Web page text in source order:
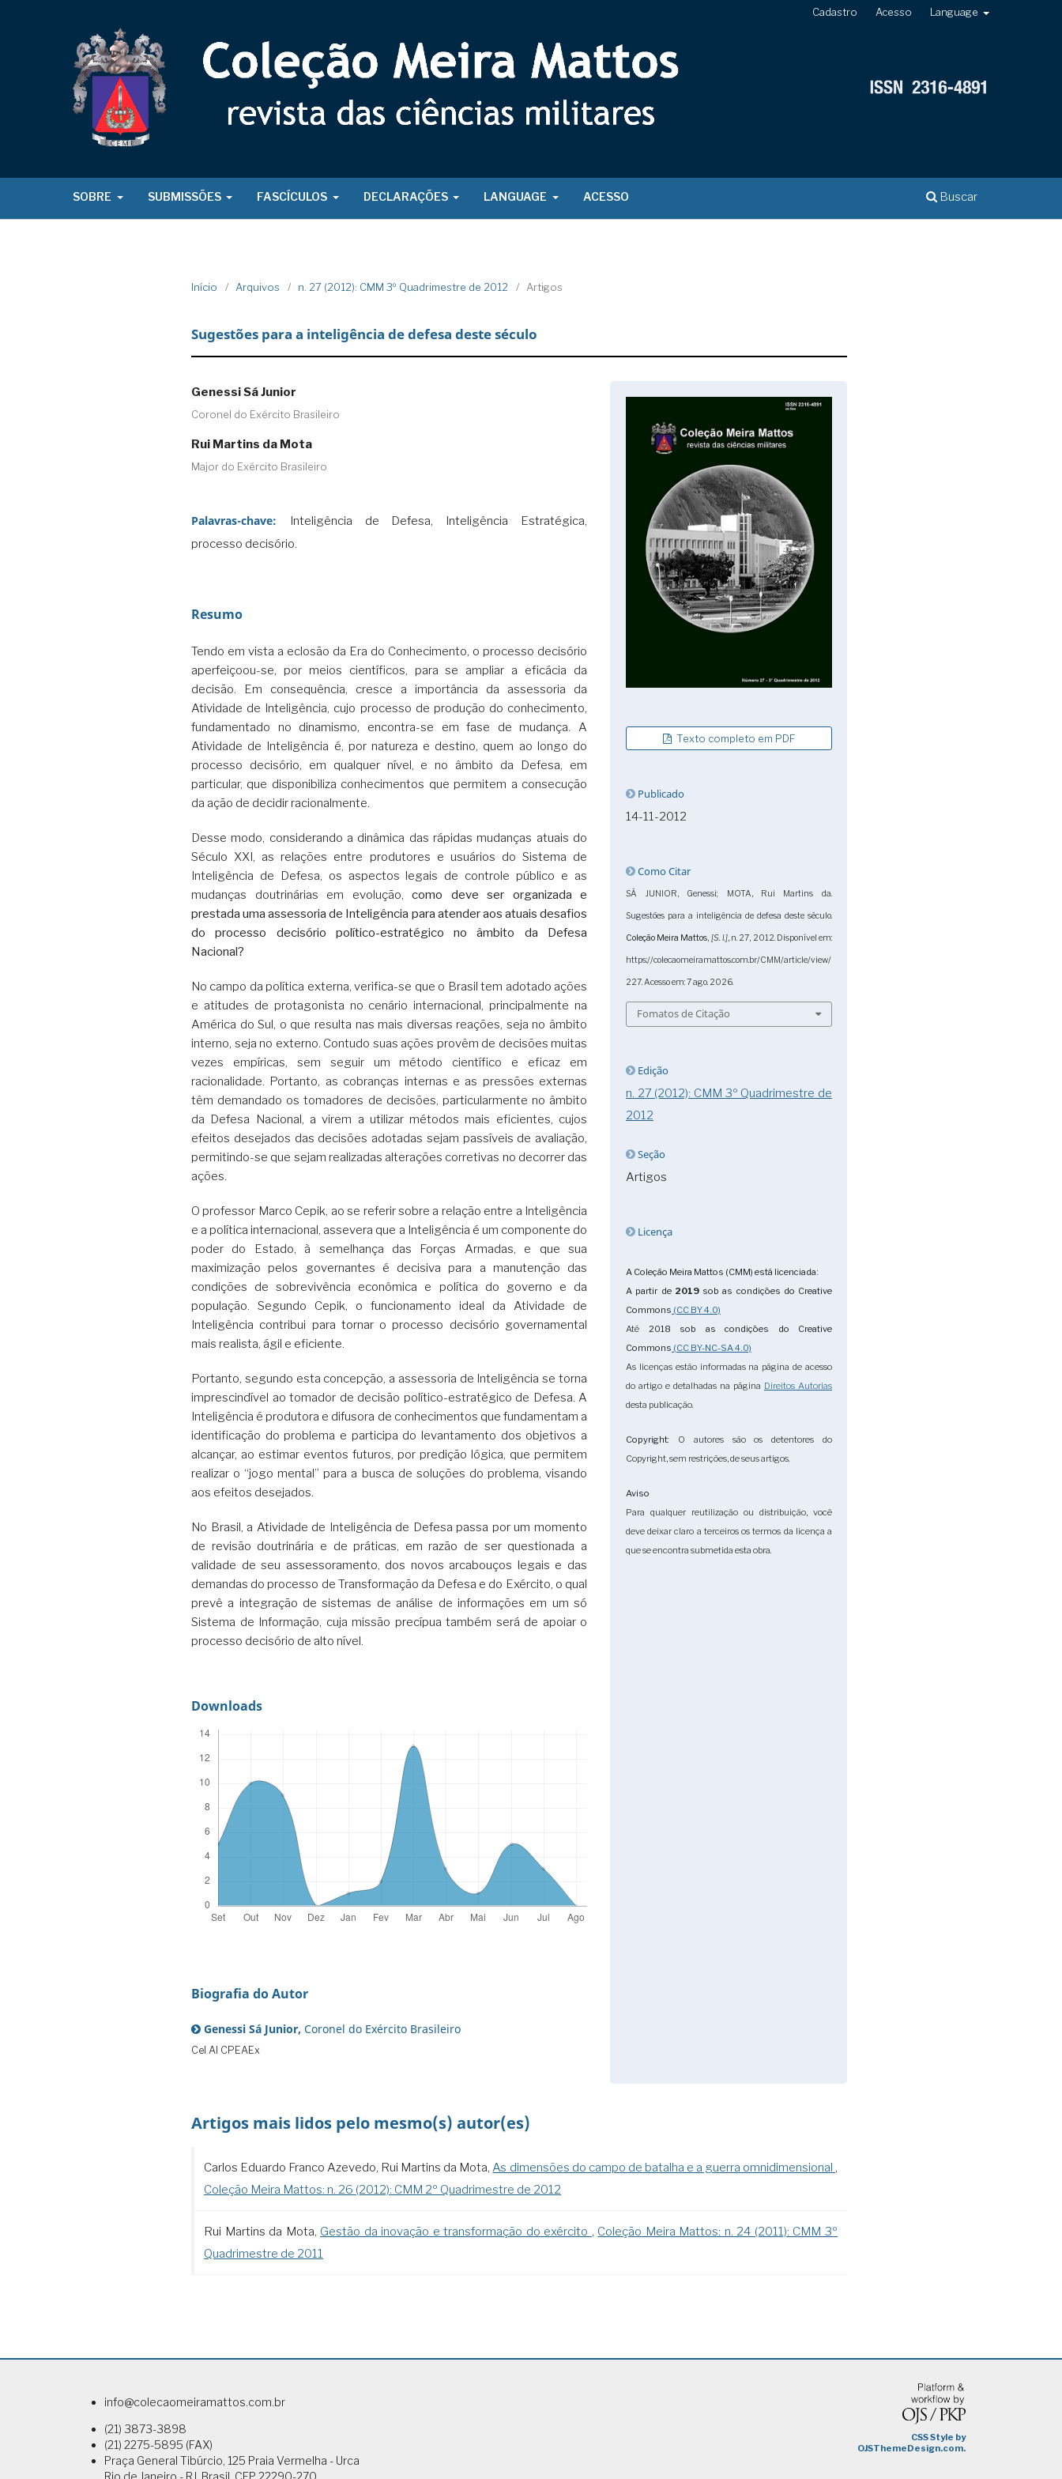
SOBRE SUBMISSÕES FASCÍCULOS DECLARAÇÕES LANGUAGE ACESSO Buscar
Cadastro Acesso Language
Início / Arquivos / n. 27 (2012): CMM 3º Quadrimestre de 2012 / Artigos
Sugestões para a inteligência de defesa deste século
Genessi Sá Junior
Coronel do Exército Brasileiro
Rui Martins da Mota
Major do Exército Brasileiro
Palavras-chave:
Inteligência de Defesa, Inteligência Estratégica,
processo decisório.
Resumo
Tendo em vista a eclosão da Era do Conhecimento, o processo decisório
aperfeiçoou-se, por meios científicos, para se ampliar a eficácia da
decisão. Em consequência, cresce a importância da assessoria da
Atividade de Inteligência, cujo processo de produção do conhecimento,
fundamentado no dinamismo, encontra-se em fase de mudança. A
Atividade de Inteligência é, por natureza e destino, quem ao longo do
processo decisório, em qualquer nível, e no âmbito da Defesa, em
particular, que disponibiliza conhecimentos que permitem a consecução
da ação de decidir racionalmente.
Desse modo, considerando a dinâmica das rápidas mudanças atuais do
Século XXI, as relações entre produtores e usuários do Sistema de
Inteligência de Defesa, os aspectos legais de controle público e as
mudanças doutrinárias em evolução, como deve ser organizada e
prestada uma assessoria de Inteligência para atender aos atuais desafios
do processo decisório político-estratégico no âmbito da Defesa
Nacional?
No campo da política externa, verifica-se que o Brasil tem adotado ações
e atitudes de protagonista no cenário internacional, principalmente na
América do Sul, o que resulta nas mais diversas reações, seja no âmbito
interno, seja no externo. Contudo suas ações provêm de decisões muitas
vezes empíricas, sem seguir um método científico e eficaz em
racionalidade. Portanto, as cobranças internas e as pressões externas
têm demandado os tomadores de decisões, particularmente no âmbito
da Defesa Nacional, a virem a utilizar métodos mais eficientes, cujos
efeitos desejados das decisões adotadas sejam passíveis de avaliação,
permitindo-se que sejam realizadas alterações corretivas no decorrer das
ações.
O professor Marco Cepik, ao se referir sobre a relação entre a Inteligência
e a política internacional, assevera que a Inteligência é um componente do
poder do Estado, à semelhança das Forças Armadas, e que sua
maximização pelos governantes é decisiva para a manutenção das
condições de sobrevivência econômica e política do governo e da
população. Segundo Cepik, o funcionamento ideal da Atividade de
Inteligência contribui para tornar o processo decisório governamental
mais realista, ágil e eficiente.
Portanto, segundo esta concepção, a assessoria de Inteligência se torna
imprescindível ao tomador de decisão político-estratégico de Defesa. A
Inteligência é produtora e difusora de conhecimentos que fundamentam a
identificação do problema e participa do levantamento dos objetivos a
alcançar, ao estimar eventos futuros, por predição lógica, que permitem
realizar o “jogo mental” para a busca de soluções do problema, visando
aos efeitos desejados.
No Brasil, a Atividade de Inteligência de Defesa passa por um momento
de revisão doutrinária e de práticas, em razão de ser questionada a
validade de seu assessoramento, dos novos arcabouços legais e das
demandas do processo de Transformação da Defesa e do Exército, o qual
prevê a integração de sistemas de análise de informações em um só
Sistema de Informação, cuja missão precípua também será de apoiar o
processo decisório de alto nível.
Downloads
Biografia do Autor
Genessi Sá Junior, Coronel do Exército Brasileiro
Cel Al CPEAEx
Texto completo em PDF
Publicado
14-11-2012
Como Citar
SÁ JUNIOR, Genessi; MOTA, Rui Martins da.
Sugestões para a inteligência de defesa deste século.
Coleção Meira Mattos, [S. l.], n. 27, 2012. Disponível em:
https://colecaomeiramattos.com.br/CMM/article/view/
227. Acesso em: 7 ago. 2026.
Fomatos de Citação
Edição
n. 27 (2012): CMM 3º Quadrimestre de
2012
Seção
Artigos
Licença
A Coleção Meira Mattos (CMM) está licenciada:
A partir de 2019sob as condições do Creative
Commons (CC BY 4.0)
Até 2018
sob as condições do Creative
Commons (CC BY-NC-SA 4.0)
As licenças estão informadas na página de acesso
do artigo e detalhadas na página Direitos Autorias
desta publicação.
Copyright: O autores são os detentores do
Copyright, sem restrições, de seus artigos.
Aviso
Para qualquer reutilização ou distribuição, você
deve deixar claro a terceiros os termos da licença a
que se encontra submetida esta obra.
Artigos mais lidos pelo mesmo(s) autor(es)
Carlos Eduardo Franco Azevedo, Rui Martins da Mota,As dimensões do campo de batalha e a guerra omnidimensional ,
Coleção Meira Mattos: n. 26 (2012): CMM 2º Quadrimestre de 2012
Rui Martins da Mota, Gestão da inovação e transformação do exército , Coleção Meira Mattos: n. 24 (2011): CMM 3º
Quadrimestre de 2011
info@colecaomeiramattos.com.br
(21) 3873-3898
(21) 2275-5895 (FAX)
Praça General Tibúrcio, 125 Praia Vermelha - Urca
Rio de Janeiro - RJ, Brasil. CEP 22290-270